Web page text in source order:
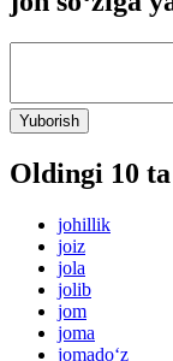
Yuborish
Oldingi 10 ta
johillik
joiz
jola
jolib
jom
joma
jomado‘z